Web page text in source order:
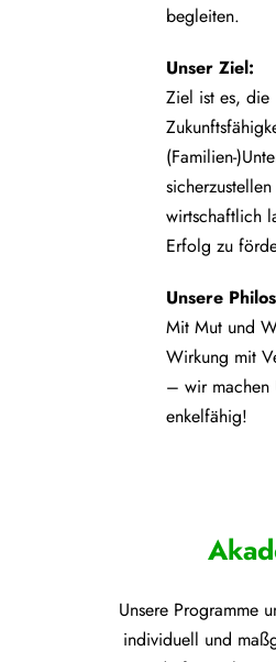
begleiten.
Unser Ziel:
Ziel ist es, die
(Familien-
wirtschaftlich
Erfolg zu
Unsere
Mit Mut und
Wirkung mit
– wir machen
enkelfähig!
Unsere Programme
individuell und